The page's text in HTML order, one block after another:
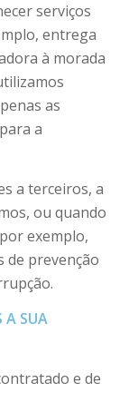
serviços
entrega
à morada
as
a
a terceiros, a
ou quando
exemplo,
de prevenção
A SUA
e de